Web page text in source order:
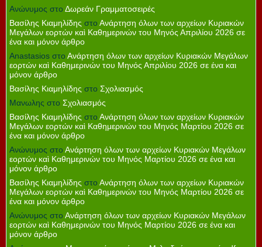
Ανώνυμος στο Δωρεάν Γραμματοσειρές
Βασίλης Κιαμηλίδης στο Ανάρτηση όλων των αρχείων Κυριακών
Μεγάλων εορτών καὶ Καθημερινών του Μηνός Απριλίου 2026 σε
ένα και μόνον άρθρο
Anastasios στο Ανάρτηση όλων των αρχείων Κυριακών Μεγάλων
εορτών καὶ Καθημερινών του Μηνός Απριλίου 2026 σε ένα και
μόνον άρθρο
Βασίλης Κιαμηλίδης στο Σχολιασμός
Μανωλης στο Σχολιασμός
Βασίλης Κιαμηλίδης στο Ανάρτηση όλων των αρχείων Κυριακών
Μεγάλων εορτών καὶ Καθημερινών του Μηνός Μαρτίου 2026 σε
ένα και μόνον άρθρο
Ανώνυμος στο Ανάρτηση όλων των αρχείων Κυριακών Μεγάλων
εορτών καὶ Καθημερινών του Μηνός Μαρτίου 2026 σε ένα και
μόνον άρθρο
Βασίλης Κιαμηλίδης στο Ανάρτηση όλων των αρχείων Κυριακών
Μεγάλων εορτών καὶ Καθημερινών του Μηνός Μαρτίου 2026 σε
ένα και μόνον άρθρο
Ανώνυμος στο Ανάρτηση όλων των αρχείων Κυριακών Μεγάλων
εορτών καὶ Καθημερινών του Μηνός Μαρτίου 2026 σε ένα και
μόνον άρθρο